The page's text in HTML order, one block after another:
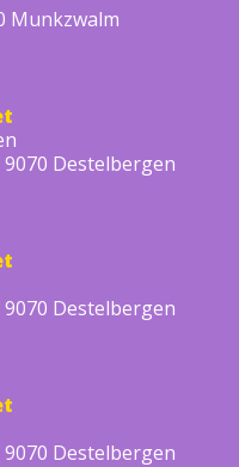
Munkzwalm
9070 Destelbergen
9070 Destelbergen
9070 Destelbergen